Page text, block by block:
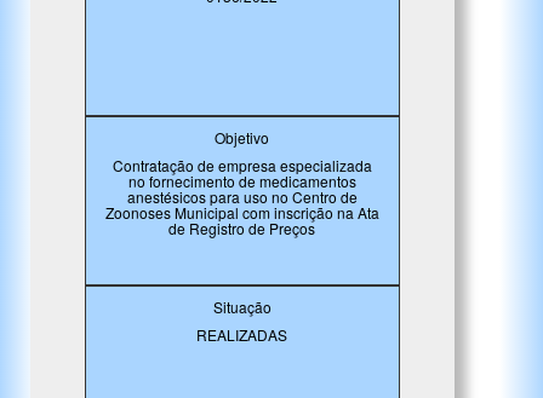
Objetivo
Contratação de empresa especializada
no fornecimento de medicamentos
anestésicos para uso no Centro de
Zoonoses Municipal com inscrição na Ata
de Registro de Preços
Situação
REALIZADAS